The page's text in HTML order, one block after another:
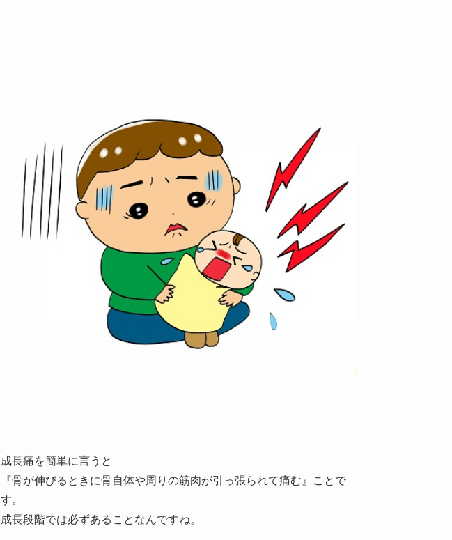
成長痛を簡単に言うと
『骨が伸びるときに骨自体や周りの筋肉が引っ張られて痛む』ことで
す。
成長段階では必ずあることなんですね。